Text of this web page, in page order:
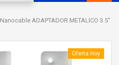
Nanocable ADAPTADOR METALICO 3.5"
Oferta Hoy